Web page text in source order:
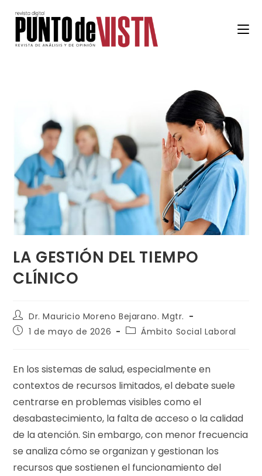
LA GESTIÓN DEL TIEMPO
CLÍNICO
Dr. Mauricio Moreno Bejarano. Mgtr.
1 de mayo de 2026
Ámbito Social Laboral
En los sistemas de salud, especialmente en
contextos de recursos limitados, el debate suele
centrarse en problemas visibles como el
desabastecimiento, la falta de acceso o la calidad
de la atención. Sin embargo, con menor frecuencia
se analiza cómo se organizan y gestionan los
recursos que sostienen el funcionamiento del